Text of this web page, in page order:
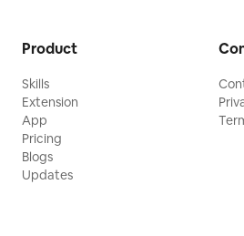
Product
Skills
Extension
App
Pricing
Blogs
Updates